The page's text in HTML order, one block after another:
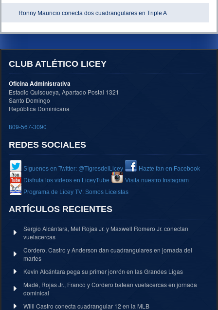
Ronny Mauricio conecta dos cuadrangulares en Triple A
CLUB ATLÉTICO LICEY
Oficina Administrativa
Estadio Quisqueya, Apartado Postal 1321
Santo Domingo
República Dominicana
809-567-3090
REDES SOCIALES
Síguenos en Twitter: @TigresdelLicey
Hazte fan en Facebook
Disfruta los videos en LiceyTube
Visita nuestro Instagram
Programa de Licey TV: Somos Liceistas
ARTÍCULOS RECIENTES
Sergio Alcántara, Mel Rojas Jr. y Maxwell Romero Jr. conectan
vuelacercas
Cordero, Castro y Anderson dan cuadrangulares en jornada del
martes
Kevin Alcántara pega su primer jonrón en las Grandes Ligas
Madé, Rojas Jr., Franco y Cordero batean vuelacercas en jornada
dominical
Willi Castro conecta cuadrangular 12 en la MLB